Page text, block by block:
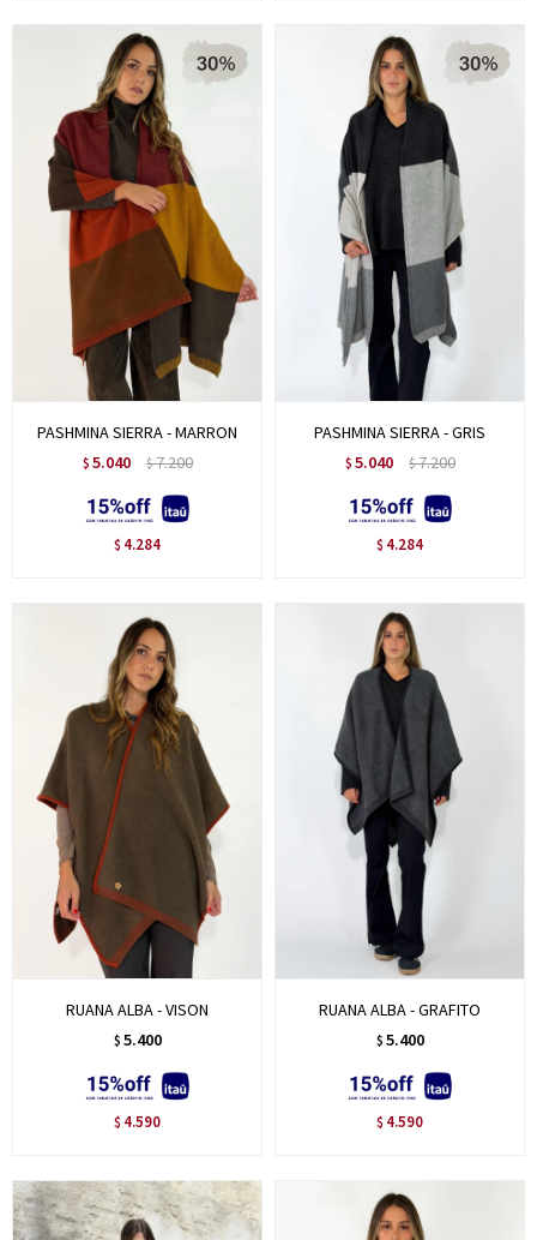
PASHMINA SIERRA - MARRON
$ 5.040 $7.200
$ 4.284
PASHMINA SIERRA - GRIS
$ 5.040 $7.200
$ 4.284
RUANA ALBA - VISON
$ 5.400
$ 4.590
RUANA ALBA - GRAFITO
$ 5.400
$ 4.590